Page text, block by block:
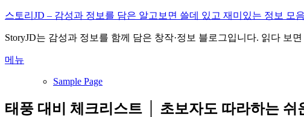
내
으
바
기
스토리JD – 감성과 정보를 담은 알고보면 쓸데 있고 재미있는 정보 모
StoryJD는 감성과 정보를 함께 담은 창작·정보 블로그입니다. 읽다 보
메뉴
Sample Page
태풍 대비 체크리스트 │ 초보자도 따라하는 쉬